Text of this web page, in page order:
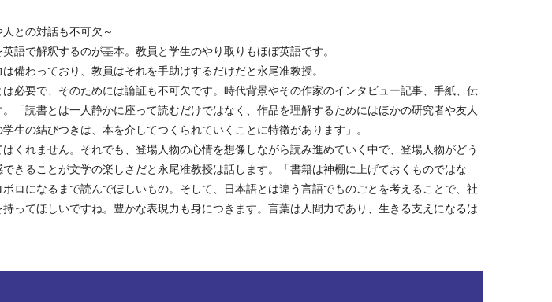
との対話も不可欠～
語で解釈するのが基本。教員と学生のやり取りもほぼ英語です。
備わっており、教員はそれを手助けするだけだと永尾准教授。
必要で、そのためには論証も不可欠です。時代背景やその作家のインタビュー記事、手紙、伝
「読書とは一人静かに座って読むだけではなく、作品を理解するためにはほかの研究者や友人
生の結びつきは、本を介してつくられていくことに特徴があります」。
くれません。それでも、登場人物の心情を想像しながら読み進めていく中で、登場人物がどう
きることが文学の楽しさだと永尾准教授は話します。「書籍は神棚に上げておくものではな
ロになるまで読んでほしいもの。そして、日本語とは違う言語でものごとを考えることで、社
ってほしいですね。豊かな表現力も身につきます。言葉は人間力であり、生きる支えになるは